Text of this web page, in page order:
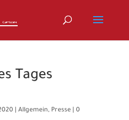
Tages
| Allgemein, Presse| 0